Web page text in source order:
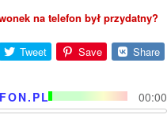
na telefon był przydatny?
Tweet Save Share
00:00